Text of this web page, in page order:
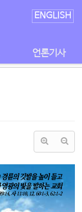
ENGLISH
언론기사